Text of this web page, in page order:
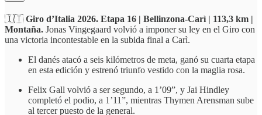
🇮🇹 Giro d’Italia 2026. Etapa 16 | Bellinzona-Carì | 113,3 km |
Montaña. Jonas Vingegaard volvió a imponer su ley en el Giro con
una victoria incontestable en la subida final a Carì.
El danés atacó a seis kilómetros de meta, ganó su cuarta etapa
en esta edición y estrenó triunfo vestido con la maglia rosa.
Felix Gall volvió a ser segundo, a 1’09”, y Jai Hindley
completó el podio, a 1’11”, mientras Thymen Arensman sube
al tercer puesto de la general.